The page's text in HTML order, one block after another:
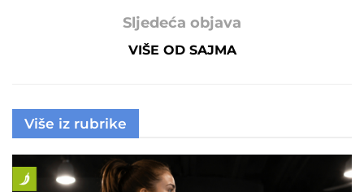
Sljedeća objava
VIŠE OD SAJMA
Više iz rubrike